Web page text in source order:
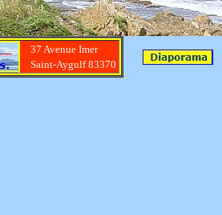
37 Avenue Imer
Saint-Aygulf 83370